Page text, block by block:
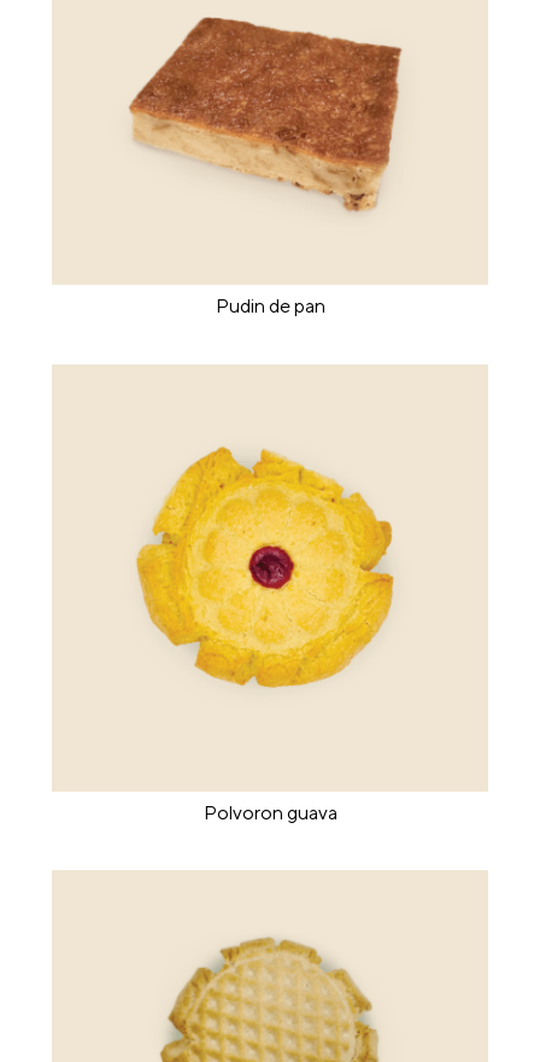
Pudin de pan
Polvoron guava